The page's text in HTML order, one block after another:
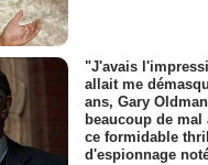
"J'avais
allait me
ans, Gary
beaucoup de
ce formidable
d'espionnage